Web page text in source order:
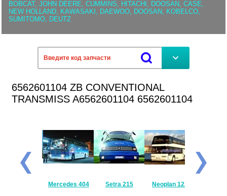
BOBCAT, JOHN DEERE, CUMMINS, HITACHI, DOOSAN, CASE,
NEW HOLLAND, KAWASAKI, DAEWOO, DOOSAN, KOBELCO,
SUMITOMO, DEUTZ
6562601104 ZB CONVENTIONAL
TRANSMISS A6562601104 6562601104
Mercedes 404 Setra 215 Neoplan 122